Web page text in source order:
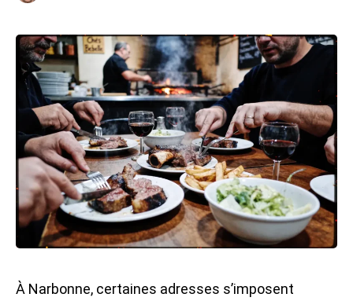
À Narbonne, certaines adresses s’imposent